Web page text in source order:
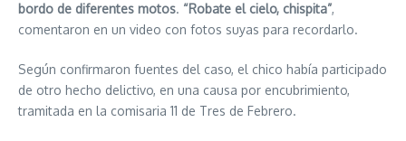
bordo de diferentes motos. “Robate el cielo, chispita”,
comentaron en un video con fotos suyas para recordarlo.
Según confirmaron fuentes del caso, el chico había participado
de otro hecho delictivo, en una causa por encubrimiento,
tramitada en la comisaria 11 de Tres de Febrero.